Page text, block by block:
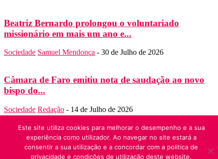
Beatriz Bernardo prolongou o voluntariado
missionário em mais um ano e...
Sociedade Samuel Mendonça - 30 de Julho de 2026
Câmara de Faro emitiu nota de saudação ao novo
bispo do...
Sociedade Redação - 14 de Julho de 2026
SOBRE NÓS
Folha do Domingo
Contato:folha.domingo@diocese-algarve.pt
SIGA-NOS
Este site utiliza cookies para melhorar o desempenho e a sua
experiência como utilizador. Ao navegar no site estará a
consentir a sua utilização e a concordar com a politica de
privacidade e condições de utilização deste website.